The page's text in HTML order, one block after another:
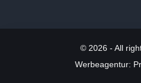
© 2026 - All
Werbeagentur: